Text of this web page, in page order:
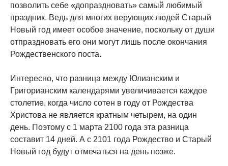
позволить себе «допраздновать» самый любимый
праздник. Ведь для многих верующих людей Старый
Новый год имеет особое значение, поскольку от души
отпраздновать его они могут лишь после окончания
Рождественского поста.
Интересно, что разница между Юлианским и
Григорианским календарями увеличивается каждое
столетие, когда число сотен в году от Рождества
Христова не является кратным четырем, на один
день. Поэтому с 1 марта 2100 года эта разница
составит 14 дней. А с 2101 года Рождество и Старый
Новый год будут отмечаться на день позже.